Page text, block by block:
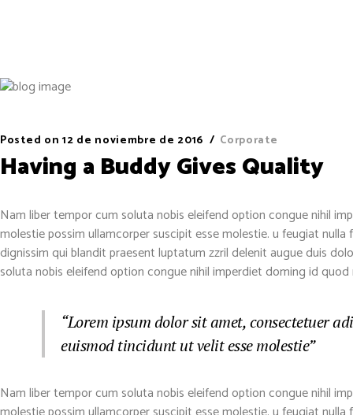
Posted on 12 de noviembre de 2016 Corporate
Having a Buddy Gives Quality
Nam liber tempor cum soluta nobis eleifend option congue nihil
molestie possim ullamcorper suscipit esse molestie. u feugiat
dignissim qui blandit praesent luptatum zzril delenit augue duis
soluta nobis eleifend option congue nihil imperdiet doming id
“Lorem ipsum dolor sit amet, consectetuer
euismod tincidunt ut velit esse molestie”
Nam liber tempor cum soluta nobis eleifend option congue nihil